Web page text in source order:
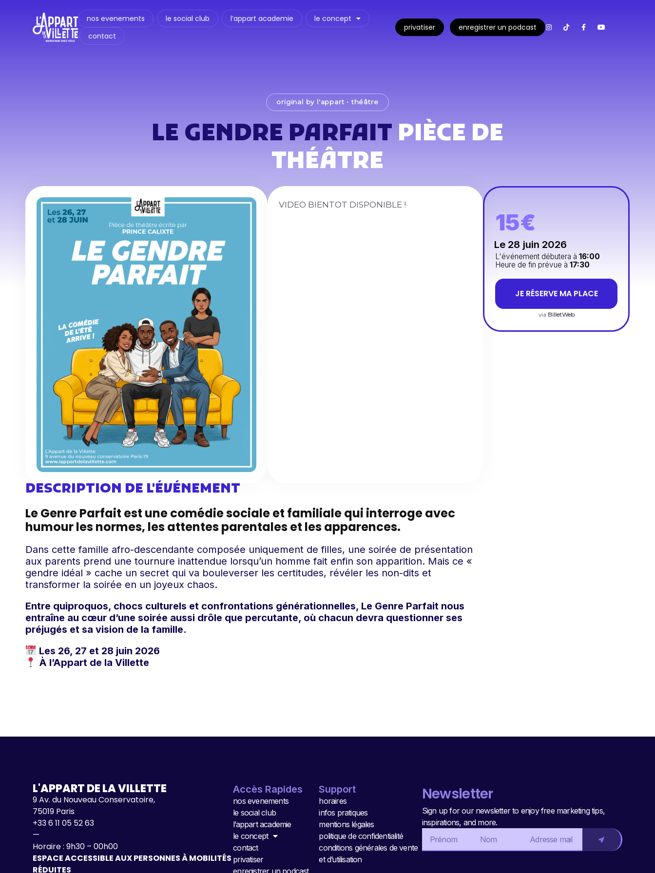
nos evenements le social club l’appart academie
le concept
contact
privatiser enregistrer un podcast
original by l'appart •théâtre
LE GENDRE PARFAIT PIÈCE DE
THÉÂTRE
VIDEO BIENTOT DISPONIBLE !
DESCRIPTION DE L'ÉVÉNEMENT
Le Genre Parfait est une comédie sociale et familiale qui interroge avec
humour les normes, les attentes parentales et les apparences.
Dans cette famille afro-descendante composée uniquement de filles, une soirée de présentation
aux parents prend une tournure inattendue lorsqu’un homme fait enfin son apparition. Mais ce «
gendre idéal » cache un secret qui va bouleverser les certitudes, révéler les non-dits et
transformer la soirée en un joyeux chaos.
Entre quiproquos, chocs culturels et confrontations générationnelles, Le Genre Parfait nous
entraîne au cœur d’une soirée aussi drôle que percutante, où chacun devra questionner ses
préjugés et sa vision de la famille.
Les 26, 27 et 28 juin 2026
À l’Appart de la Villette
15€
Le 28 juin 2026
L'événement débutera à16:00
Heure de fin prévue à17:30
JE RÉSERVE MA PLACE
via BilletWeb
L'APPART DE LA VILLETTE
9 Av. du Nouveau Conservatoire,
75019 Paris
+33 6 11 05 52 63
—
Horaire : 9h30 – 00h00
ESPACE ACCESSIBLE AUX PERSONNES À MOBILITÉS
RÉDUITES
Accès Rapides
nos evenements
le social club
l’appart academie
le concept
contact
privatiser
Support
horaires
infos pratiques
mentions légales
politique de confidentialité
conditions générales de vente
et d’utilisation
Newsletter
Sign up for our newsletter to enjoy free marketing tips,
inspirations, and more.